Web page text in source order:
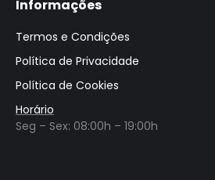
opens
in
new
opens
in
new
Informações
Termos e Condições
Política de Privacidade
Política de Cookies
Horário
Seg – Sex: 08:00h – 19:00h